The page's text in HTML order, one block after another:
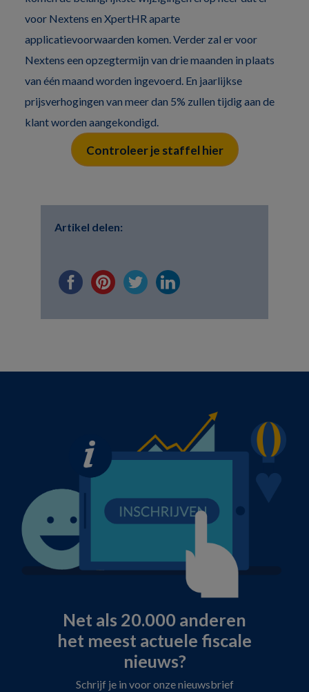
voor Nextens en XpertHR aparte
applicatievoorwaarden komen. Verder zal er voor
Nextens een opzegtermijn van drie maanden in plaats
van één maand worden ingevoerd. En jaarlijkse
prijsverhogingen van meer dan 5% zullen tijdig aan de
klant worden aangekondigd.
Controleer je staffel hier
Artikel delen:
Net als 20.000 anderen
het meest actuele fiscale
nieuws?
Schrijf je in voor onze nieuwsbrief